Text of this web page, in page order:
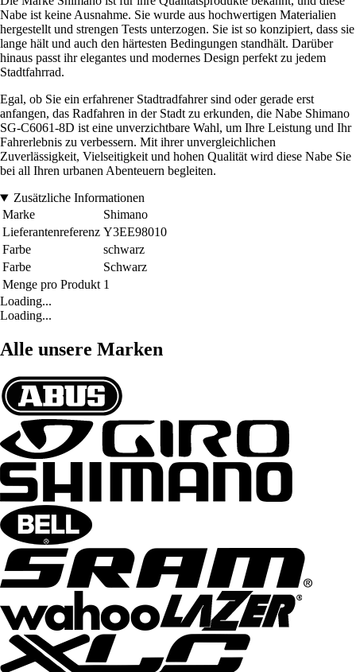
Nabe ist keine Ausnahme. Sie wurde aus hochwertigen Materialien
hergestellt und strengen Tests unterzogen. Sie ist so konzipiert, dass sie
lange hält und auch den härtesten Bedingungen standhält. Darüber
hinaus passt ihr elegantes und modernes Design perfekt zu jedem
Stadtfahrrad.
Egal, ob Sie ein erfahrener Stadtradfahrer sind oder gerade erst
anfangen, das Radfahren in der Stadt zu erkunden, die Nabe Shimano
SG-C6061-8D ist eine unverzichtbare Wahl, um Ihre Leistung und Ihr
Fahrerlebnis zu verbessern. Mit ihrer unvergleichlichen
Zuverlässigkeit, Vielseitigkeit und hohen Qualität wird diese Nabe Sie
bei all Ihren urbanen Abenteuern begleiten.
Zusätzliche Informationen
Marke
Shimano
Lieferantenreferenz Y3EE98010
Farbe
schwarz
Farbe
Schwarz
Menge pro Produkt 1
Loading...
Loading...
Alle unsere Marken